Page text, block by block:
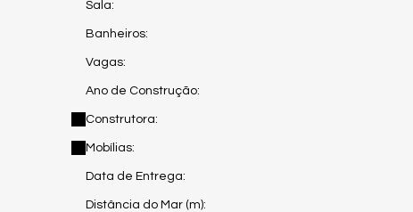
Sala:
Banheiros:
Vagas:
Ano de Construção:
Construtora:
Mobílias:
Data de Entrega:
Distância do Mar (m):